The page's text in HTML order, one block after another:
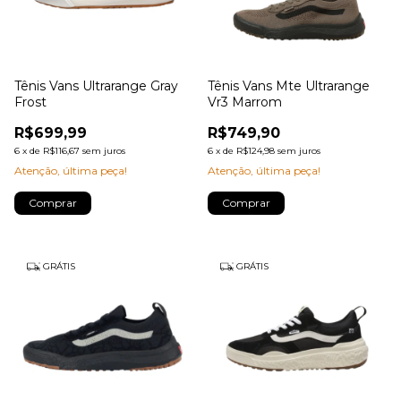
Tênis Vans Ultrarange Gray
Frost
R$699,99
6 x de R$116,67 sem juros
Atenção, última peça!
Comprar
Tênis Vans Mte Ultrarange
Vr3 Marrom
R$749,90
6 x de R$124,98 sem juros
Atenção, última peça!
Comprar
GRÁTIS GRÁTIS